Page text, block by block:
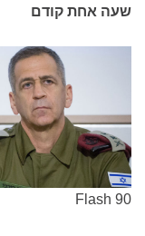
שעה אחת קודם
Flash 90